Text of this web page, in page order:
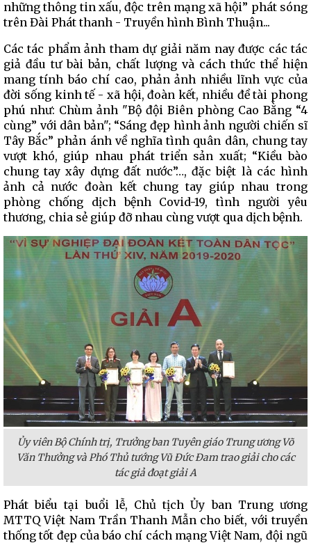
những thông tin xấu, độc trên mạng xã hội” phát sóng
trên Đài Phát thanh - Truyền hình Bình Thuận...
Các tác phẩm ảnh tham dự giải năm nay được các tác
giả đầu tư bài bản, chất lượng và cách thức thể hiện
mang tính báo chí cao, phản ảnh nhiều lĩnh vực của
đời sống kinh tế - xã hội, đoàn kết, nhiều đề tài phong
phú như: Chùm ảnh "Bộ đội Biên phòng Cao Bằng “4
cùng” với dân bản"; “Sáng đẹp hình ảnh người chiến sĩ
Tây Bắc” phản ánh về nghĩa tình quân dân, chung tay
vượt khó, giúp nhau phát triển sản xuất; “Kiều bào
chung tay xây dựng đất nước”…, đặc biệt là các hình
ảnh cả nước đoàn kết chung tay giúp nhau trong
phòng chống dịch bệnh Covid-19, tình người yêu
thương, chia sẻ giúp đỡ nhau cùng vượt qua dịch bệnh.
Ủy viên Bộ Chính trị, Trưởng ban Tuyên giáo Trung ương Võ
Văn Thưởng và Phó Thủ tướng Vũ Đức Đam trao giải cho các
tác giả đoạt giải A
Phát biểu tại buổi lễ, Chủ tịch Ủy ban Trung ương
MTTQ Việt Nam Trần Thanh Mẫn cho biết, với truyền
thống tốt đẹp của báo chí cách mạng Việt Nam, đội ngũ